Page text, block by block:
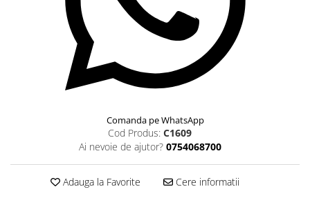
Comanda pe WhatsApp
Cod Produs: C1609
Ai nevoie de ajutor? 0754068700
Adauga la Favorite Cere informatii